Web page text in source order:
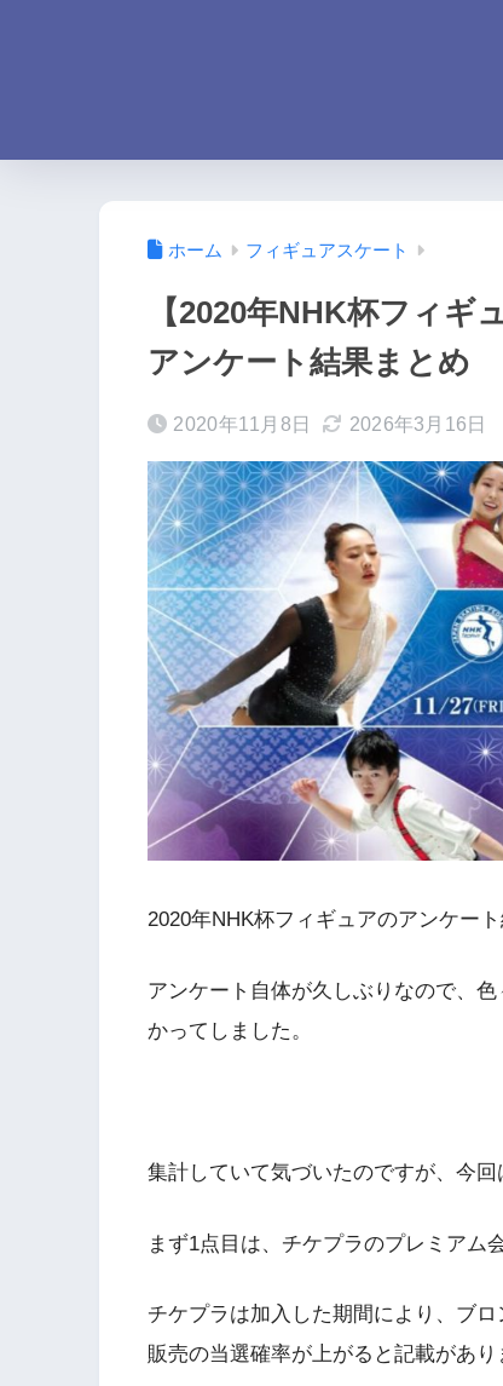
ホーム フィギュアスケート
【2020年NHK杯フィギ
アンケート結果まとめ
2020年11月8日 2026年3月16日
2020年NHK杯フィギュアのアンケー
アンケート自体が久しぶりなので、
かってしました。
集計していて気づいたのですが、今回
まず1点目は、チケプラのプレミアム
チケプラは加入した期間により、ブ
販売の当選確率が上がると記載があり